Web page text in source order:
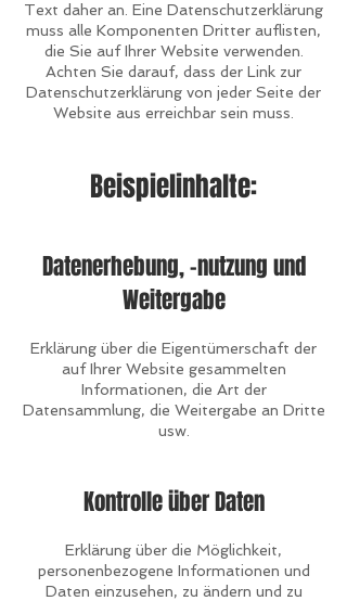
Text daher an. Eine Datenschutzerklärung
muss alle Komponenten Dritter auflisten,
die Sie auf Ihrer Website verwenden.
Achten Sie darauf, dass der Link zur
Datenschutzerklärung von jeder Seite der
Website aus erreichbar sein muss.
Beispielinhalte:
Datenerhebung, -nutzung und
Weitergabe
Erklärung über die Eigentümerschaft der
auf Ihrer Website gesammelten
Informationen, die Art der
Datensammlung, die Weitergabe an Dritte
usw.
Kontrolle über Daten
Erklärung über die Möglichkeit,
personenbezogene Informationen und
Daten einzusehen, zu ändern und zu